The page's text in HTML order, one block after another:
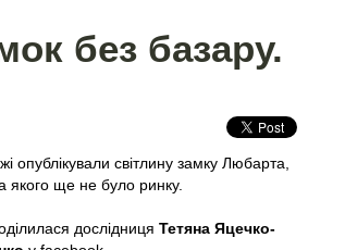
без базару.
опублікували світлину замку Любарта,
якого ще не було ринку.
дослідниця Тетяна Яцечко-